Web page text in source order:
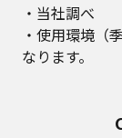
・当社調べ
・使用環境（
なります。